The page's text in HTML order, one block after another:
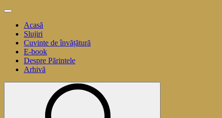
Sari
conținut
Meniu
principalAcasă
Slujiri
Cuvinte de învățătură
E-book
Despre Părintele
Arhivă